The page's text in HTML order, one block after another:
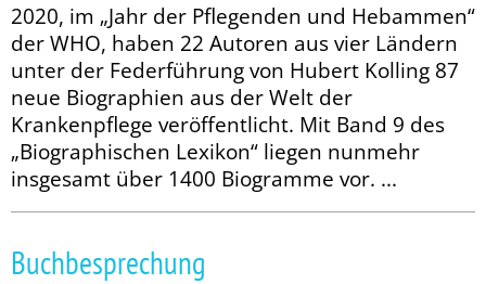
2020, im „Jahr der Pflegenden und Hebammen“
der WHO, haben 22 Autoren aus vier Ländern
unter der Federführung von Hubert Kolling 87
neue Biographien aus der Welt der
Krankenpflege veröffentlicht. Mit Band 9 des
„Biographischen Lexikon“ liegen nunmehr
insgesamt über 1400 Biogramme vor. ...
Buchbesprechung